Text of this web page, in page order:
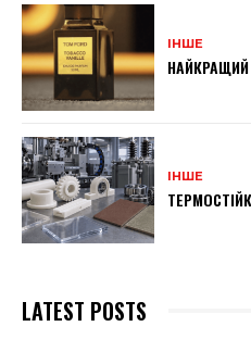
ІНШЕ
ІНШЕ
LATEST POSTS